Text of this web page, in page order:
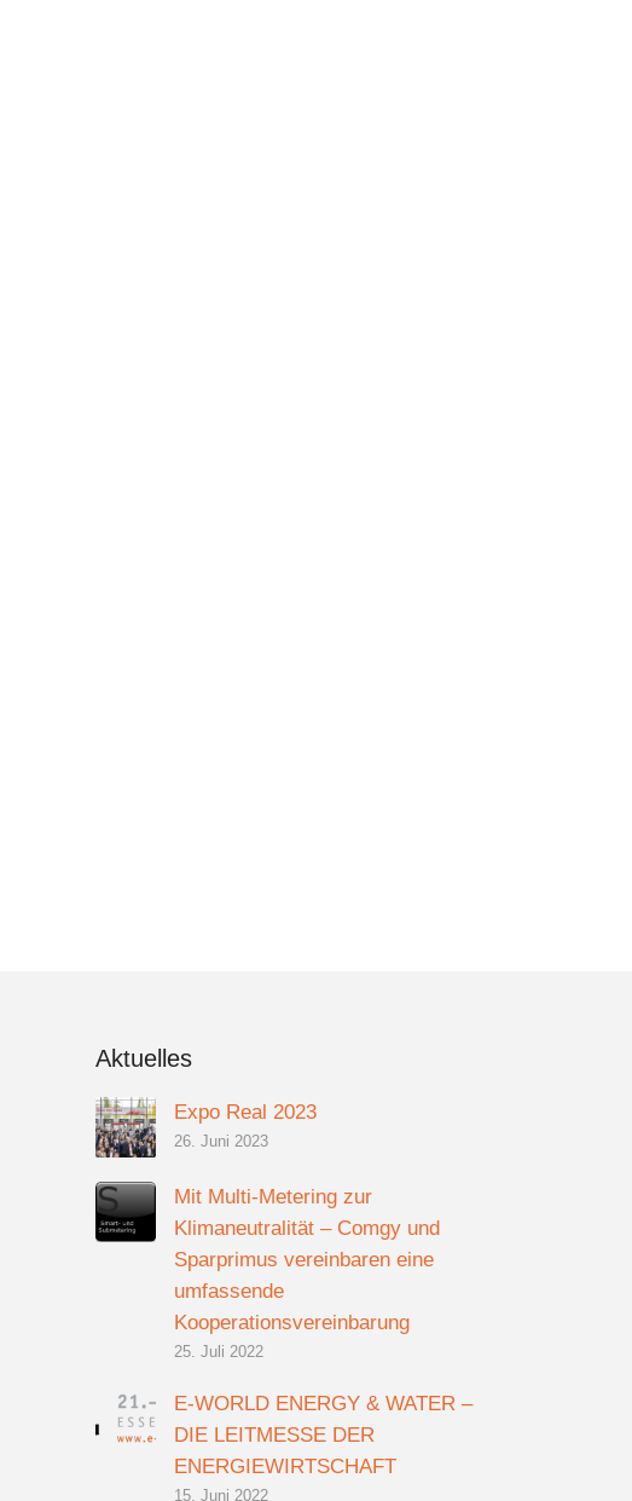
Aktuelles
Expo Real 2023
26. Juni 2023
Mit Multi-Metering zur
Klimaneutralität – Comgy und
Sparprimus vereinbaren eine
umfassende
Kooperationsvereinbarung
25. Juli 2022
E-WORLD ENERGY & WATER –
DIE LEITMESSE DER
ENERGIEWIRTSCHAFT
15. Juni 2022